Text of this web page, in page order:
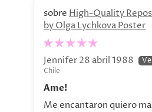
High-Quality
by Olga Lychkova Poster
Jennifer 28 abril 1988
Chile
Ame!
Me encantaron quiero